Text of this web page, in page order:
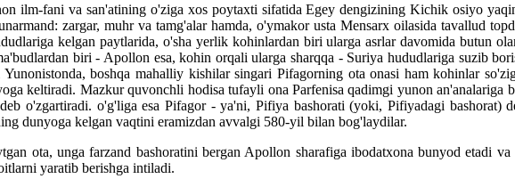
ilm-fani va san'atining o'ziga xos poytaxti sifatida Egey dengizining Kichik osiyo
zargar, muhr va tamg'alar hamda, o'ymakor usta Mensarx oilasida tavallud
kelgan paytlarida, o'sha yerlik kohinlardan biri ularga asrlar davomida butun
biri - Apollon esa, kohin orqali ularga sharqqa - Suriya hududlariga suzib
boshqa mahalliy kishilar singari Pifagorning ota onasi ham kohinlar
keltiradi. Mazkur quvonchli hodisa tufayli ona Parfenisa qadimgi yunon
o'zgartiradi. o'g'liga esa Pifagor - ya'ni, Pifiya bashorati (yoki, Pifiyadagi bashorat)
dunyoga kelgan vaqtini eramizdan avvalgi 580-yil bilan bog'laydilar.
ota, unga farzand bashoratini bergan Apollon sharafiga ibodatxona bunyod etadi
yaratib berishga intiladi.